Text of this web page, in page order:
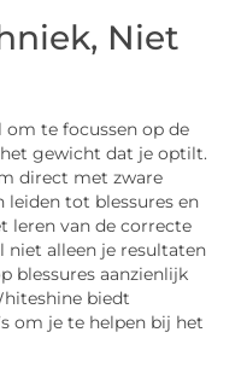
Niet
om te focussen op de
gewicht dat je optilt.
direct met zware
leiden tot blessures en
leren van de correcte
niet alleen je resultaten
blessures aanzienlijk
biedt
om je te helpen bij het